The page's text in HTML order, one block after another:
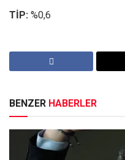
TİP: %0,6
BENZER HABERLER